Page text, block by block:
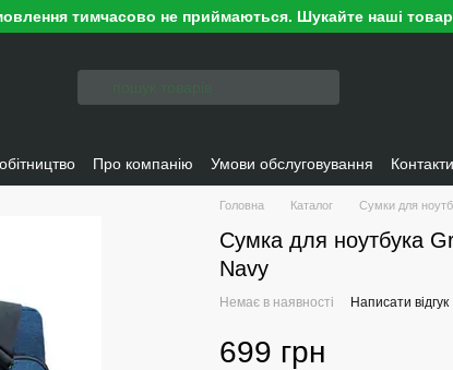
тимчасово не приймаються. Шукайте наші
Про компанію Умови обслуговування Контакти
Головна Каталог Сумки для
Сумка для ноутбука
Navy
Немає в наявності Написати відгук
699 грн